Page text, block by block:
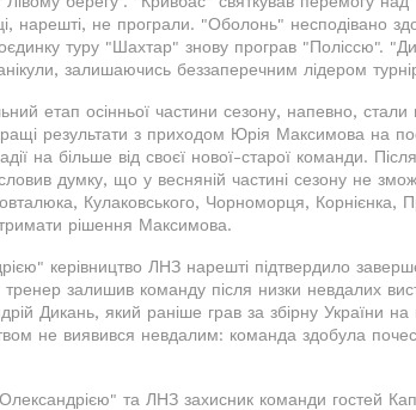
нарешті, не програли. "Оболонь" несподівано
туру "Шахтар" знову програв "Поліссю".
залишаючись беззаперечним лідером
етап осінньої частини сезону, напевно,
результати з приходом Юрія Максимова на
на більше від своєї нової-старої команди. Після
думку, що у весняній частині сезону не
Кулаковського, Чорноморця, Корнієнка,
рішення Максимова.
керівництво ЛНЗ нарешті підтвердило
залишив команду після низки невдалих
Дикань, який раніше грав за збірну України на
не виявився невдалим: команда здобула
та ЛНЗ захисник команди гостей